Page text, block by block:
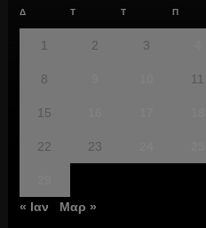
Δ Τ Τ Π
1 2 3
8 11
15
22 23
« Ιαν
Μαρ »